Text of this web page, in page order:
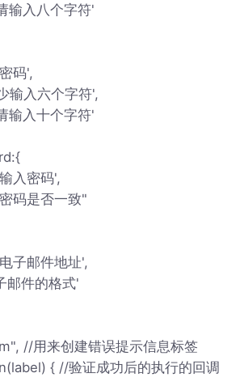
输入八个字符'
码',
输入六个字符',
输入十个字符'
入密码',
码是否一致"
子邮件地址',
邮件的格式'
//用来创建错误提示信息标签
{ //验证成功后的执行的回调